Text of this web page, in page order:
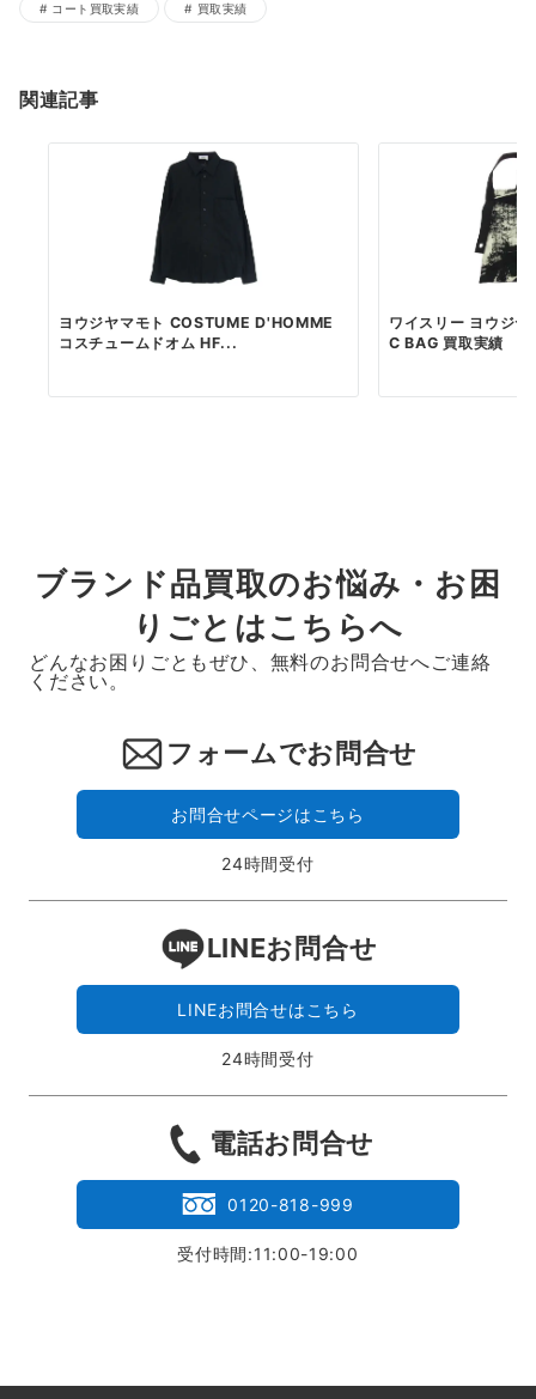
コート買取実績 買取実績
関連記事
ヨウジヤマモト COSTUME D'HOMME
コスチュームドオム HF...
ワイスリー ヨウジ
C BAG 買取実績
ブランド品買取のお悩み・お困
りごとはこちらへ
どんなお困りごともぜひ、無料のお問合せへご連絡
ください。
フォームでお問合せ
お問合せページはこちら
24時間受付
LINEお問合せ
LINEお問合せはこちら
24時間受付
電話お問合せ
0120-818-999
受付時間:11:00-19:00